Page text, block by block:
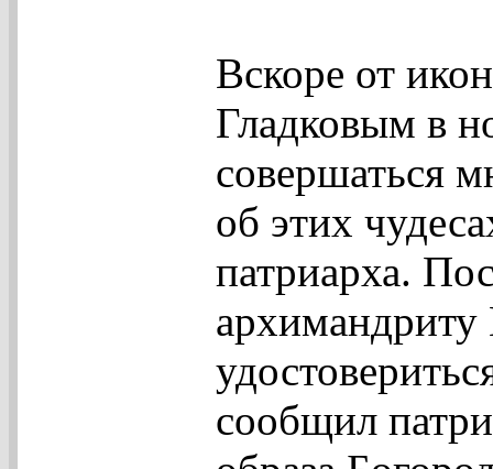
Вскоре от
Гладковым в
совершаться
об этих
патриарха.
архимандриту
сообщил